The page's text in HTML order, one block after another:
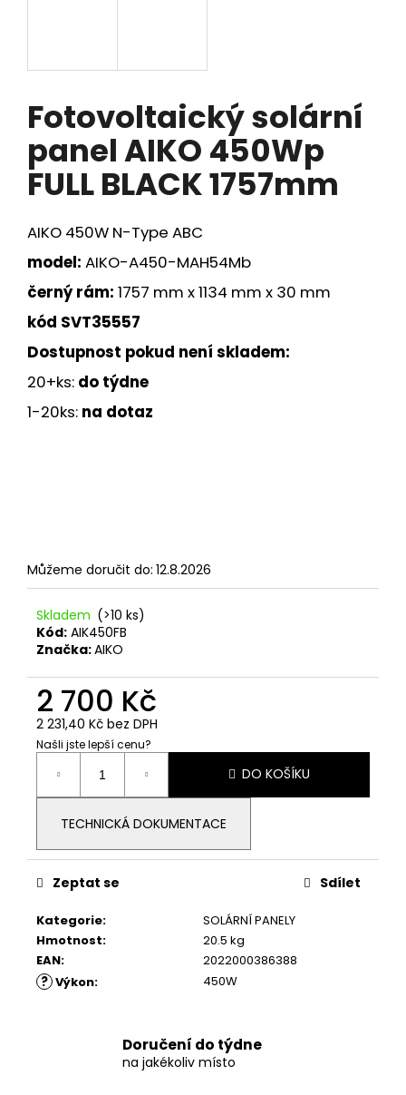
Fotovoltaický solární
panel AIKO 450Wp
FULL BLACK 1757mm
AIKO 450W N-Type ABC
model: AIKO-A450-MAH54Mb
černý rám: 1757 mm x 1134 mm x 30 mm
kód SVT35557
Dostupnost pokud není skladem:
20+ks: do týdne
1-20ks: na dotaz
Můžeme doručit do: 12.8.2026
Skladem (>10 ks)
Kód: AIK450FB
Značka:AIKO
2 700 Kč
2 231,40 Kč bez DPH
Našli jste lepší cenu?
Měrná
cena:
DO KOŠÍKU
TECHNICKÁ DOKUMENTACE
Kategorie:
SOLÁRNÍ PANELY
Hmotnost:
20.5 kg
EAN: 2022000386388
? Výkon: 450W
Zeptat se Sdílet
Doručení do týdne
na jakékoliv místo
D
o
p
o
u
č
STŘEDOVÁ
SVORKA,
ČERNÁ
7,50
Kč